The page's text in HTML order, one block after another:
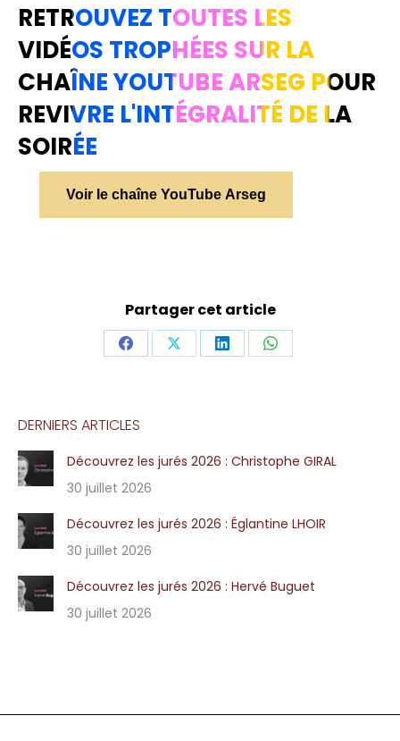
RETROUVEZ TOUTES LES
VIDÉOS TROPHÉES SUR LA
CHAÎNE YOUTUBE ARSEG POUR
REVIVRE L'INTÉGRALITÉ DE LA
SOIRÉE
Voir le chaîne YouTube Arseg
Partager cet article
Share Share Share Share
DERNIERS ARTICLES
Découvrez les jurés 2026 : Christophe GIRAL
30 juillet 2026
Découvrez les jurés 2026 : Églantine LHOIR
30 juillet 2026
Découvrez les jurés 2026 : Hervé Buguet
30 juillet 2026